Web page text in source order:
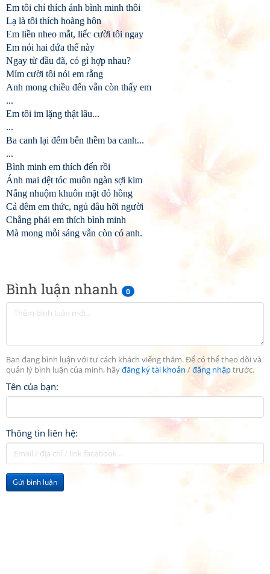
Bình luận nhanh 0
Bạn đang bình luận với tư cách khách viếng thăm. Để có thể theo dõi và
quản lý bình luận của mình, hãyđăng ký tài khoản /đăng nhậptrước.
Tên của bạn:
Thông tin liên hệ:
Gửi bình luận
Em tôi chỉ thích ánh bình minh thôi
Lạ là tôi thích hoàng hôn
Em liền nheo mắt, liếc cười tôi ngay
Em nói hai đứa thế này
Ngay từ đầu đã, có gì hợp nhau?
Mỉm cười tôi nói em rằng
Anh mong chiều đến vẫn còn thấy em
...
Em tôi im lặng thật lâu...
...
Ba canh lại đếm bên thềm ba canh...
...
Bình minh em thích đến rồi
Ánh mai dệt tóc muôn ngàn sợi kim
Nắng nhuộm khuôn mặt đỏ hồng
Cả đêm em thức, ngủ đâu hỡi người
Chẳng phải em thích bình minh
Mà mong mỗi sáng vẫn còn có anh.